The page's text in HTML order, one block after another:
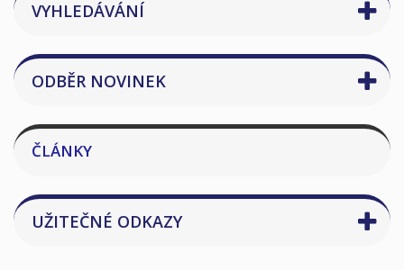
VYHLEDÁVÁNÍ
ODBĚR NOVINEK
ČLÁNKY
UŽITEČNÉ ODKAZY